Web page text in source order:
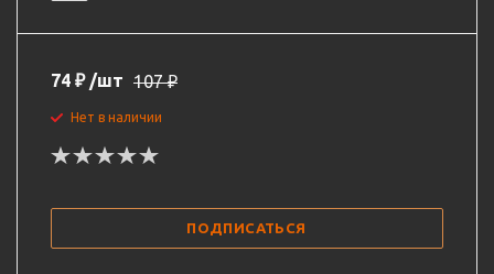
74 ₽ /шт 107₽
Нет в наличии
ПОДПИСАТЬСЯ